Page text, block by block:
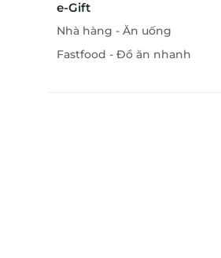
e-Gift
Nhà hàng - Ăn uống
Fastfood - Đồ ăn nhanh